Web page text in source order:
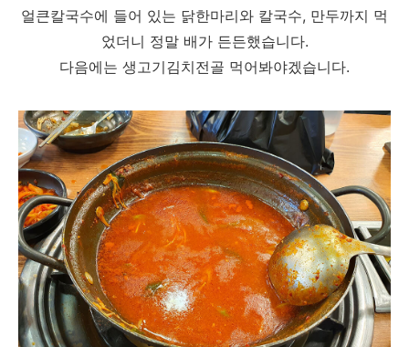
얼큰칼국수에 들어 있는 닭한마리와 칼국수, 만두까지 먹
었더니 정말 배가 든든했습니다.
다음에는 생고기김치전골 먹어봐야겠습니다.